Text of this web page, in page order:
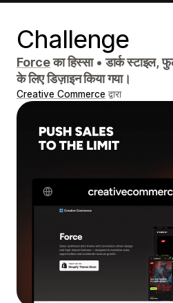
Challenge
Forceका हिस्सा • डार्क स्टाइल,
के लिए डिज़ाइन किया गया।
Creative Commerce द्वारा